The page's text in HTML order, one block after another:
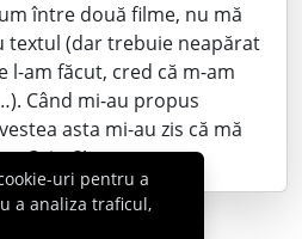
între două filme, nu mă
textul (dar trebuie neapărat
l-am făcut, cred că m-am
Când mi-au propus
asta mi-au zis că mă
– Orice?!…
uri pentru a
a analiza traficul,